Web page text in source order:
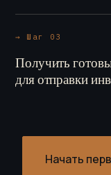
→ Шаг 03
Получить
для отправки
Начать